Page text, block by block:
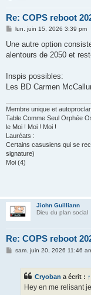
Re: COPS reboot
M
s
a
lun. juin 15, 2026 3:39 pm
Une autre option
alentours de 2050 et
Inspis possibles:
Les BD Carmen
Membre unique et
Table Comme Seul Orphée
le Moi ! Moi ! Moi !
Lauréats :
Certains casusiens qui se
signature)
Moi (4)
Jiohn Guilliann
Dieu du plan social
Re: COPS reboot
Msam. juin 20, 2026 11:46
Cryoban a écrit : ↑
Hey en me relisant